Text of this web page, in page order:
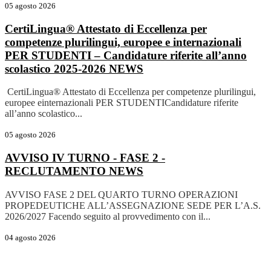
05 agosto 2026
CertiLingua® Attestato di Eccellenza per
competenze plurilingui, europee e internazionali
PER STUDENTI – Candidature riferite all’anno
scolastico 2025-2026 NEWS
CertiLingua® Attestato di Eccellenza per competenze plurilingui,
europee einternazionali PER STUDENTICandidature riferite
all’anno scolastico...
05 agosto 2026
AVVISO IV TURNO - FASE 2 -
RECLUTAMENTO NEWS
AVVISO FASE 2 DEL QUARTO TURNO OPERAZIONI
PROPEDEUTICHE ALL’ASSEGNAZIONE SEDE PER L’A.S.
2026/2027 Facendo seguito al provvedimento con il...
04 agosto 2026